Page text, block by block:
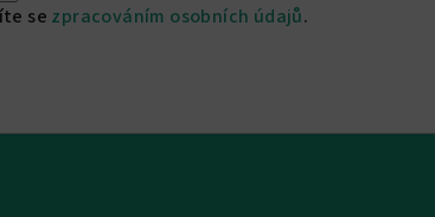
se zpracováním osobních údajů.